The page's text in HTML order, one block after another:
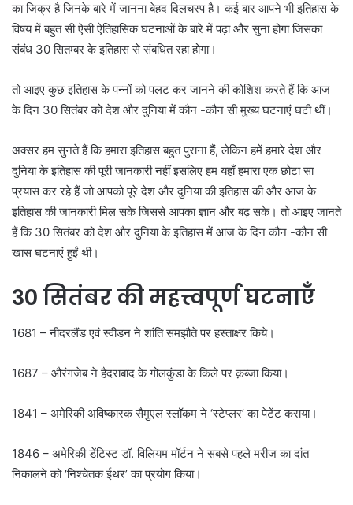
का जिक्र है जिनके बारे में जानना बेहद दिलचस्प है। कई बार आपने भी इतिहास के
विषय में बहुत सी ऐसी ऐतिहासिक घटनाओं के बारे में पढ़ा और सुना होगा जिसका
संबंध 30 सितम्बर के इतिहास से संबधित रहा होगा।
तो आइए कुछ इतिहास के पन्नों को पलट कर जानने की कोशिश करते हैं कि आज
के दिन 30 सितंबर को देश और दुनिया में कौन -कौन सी मुख्य घटनाएं घटी थीं।
अक्सर हम सुनते हैं कि हमारा इतिहास बहुत पुराना हैं, लेकिन हमें हमारे देश और
दुनिया के इतिहास की पूरी जानकारी नहीं इसलिए हम यहाँ हमारा एक छोटा सा
प्रयास कर रहे हैं जो आपको पूरे देश और दुनिया की इतिहास की और आज के
इतिहास की जानकारी मिल सके जिससे आपका ज्ञान और बढ़ सके। तो आइए जानते
हैं कि 30 सितंबर को देश और दुनिया के इतिहास में आज के दिन कौन -कौन सी
खास घटनाएं हुईं थी।
30 सितंबर की महत्त्वपूर्ण घटनाएँ
1681 – नीदरलैंड एवं स्वीडन ने शांति समझौते पर हस्ताक्षर किये।
1687 – औरंगजेब ने हैदराबाद के गोलकुंडा के किले पर क़ब्जा किया।
1841 – अमेरिकी अविष्कारक सैमुएल स्लॉकम ने ‘स्टेप्लर’ का पेटेंट कराया।
1846 – अमेरिकी डेंटिस्ट डॉ. विलियम मॉर्टन ने सबसे पहले मरीज का दांत
निकालने को ‘निश्चेतक ईथर’ का प्रयोग किया।